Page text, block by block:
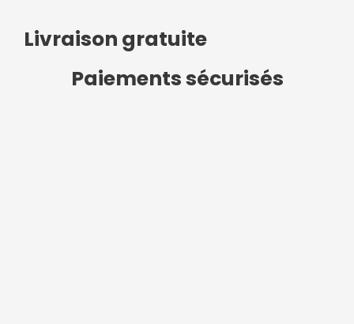
Livraison gratuite
Paiements sécurisés